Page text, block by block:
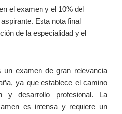
el examen y ⁤el 10% del
⁣Esta nota final
de la especialidad y el
examen de gran relevancia
ya que establece el camino
y desarrollo profesional. La
es intensa y requiere un